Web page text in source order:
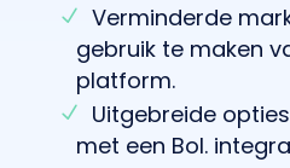
Verminderde
gebruik te maken
platform.
Uitgebreide
met een Bol.